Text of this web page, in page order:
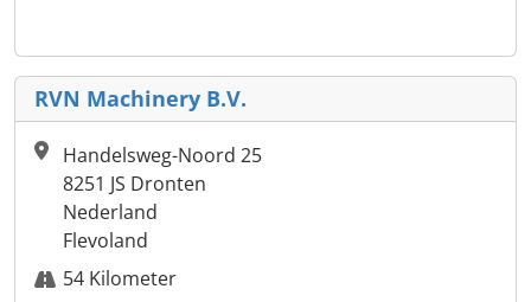
RVN Machinery B.V.
Handelsweg-Noord 25
8251 JS Dronten
Nederland
Flevoland
54 Kilometer